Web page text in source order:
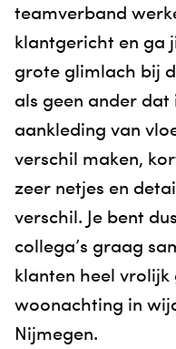
teamverband
klantgericht en ga
grote glimlach bij
als geen ander
aankleding van
verschil maken,
zeer netjes en
verschil. Je bent
collega’s graag
klanten heel vrolijk
woonachting in
Nijmegen.